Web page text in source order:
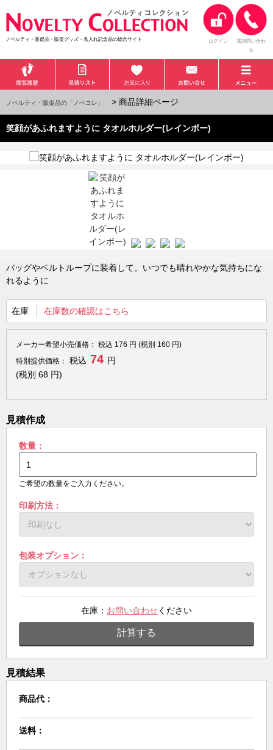
ノベルティ・販促品・販促グッズ・名入れ記念品の総合サイト ログイン
電話問い合わ
せ
ノベルティ・販促品の「ノベコレ」 > 商品詳細ページ
笑顔があふれますように タオルホルダー(レインボー)
バッグやベルトループに装着して。いつでも晴れやかな気持ちにな
れるように
在庫 在庫数の確認はこちら
メーカー希望小売価格： 税込 176 円 (税別 160 円)
特別提供価格：
税込 74 円
(税別 68 円)
見積作成
数量：
ご希望の数量をご入力ください。
印刷方法：
包装オプション：
在庫： お問い合わせください
計算する
見積結果
商品代：
送料：